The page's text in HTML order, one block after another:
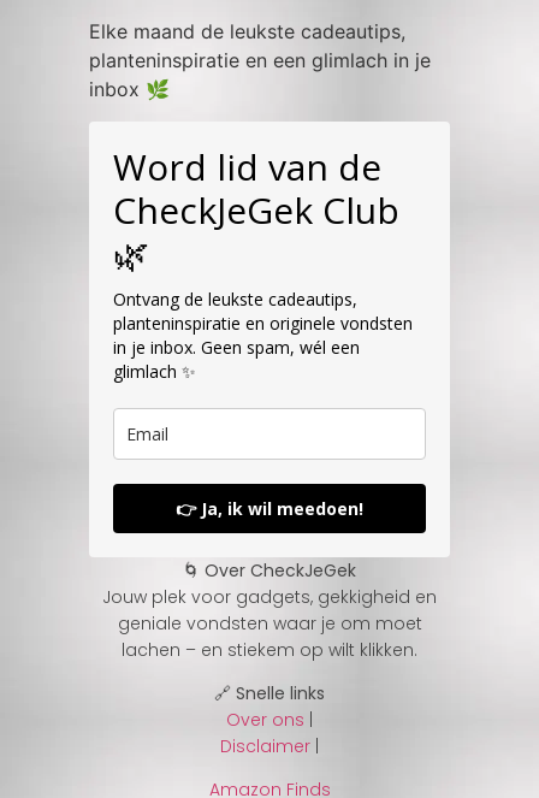
Elke maand de leukste cadeautips,
planteninspiratie en een glimlach in je
inbox 🌿
Word lid van de
CheckJeGek Club
🌿
Ontvang de leukste cadeautips,
planteninspiratie en originele vondsten
in je inbox. Geen spam, wél een
glimlach ✨
👉 Ja, ik wil meedoen!
🌀 Over CheckJeGek
Jouw plek voor gadgets, gekkigheid en
geniale vondsten waar je om moet
lachen – en stiekem op wilt klikken.
🔗 Snelle links
Over ons |
Disclaimer |
Amazon Finds